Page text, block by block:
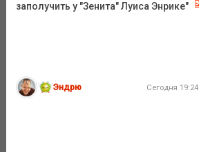
заполучить у "Зенита" Луиса Энрике"
Эндрю Сегодня 19:24